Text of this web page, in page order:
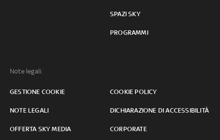
SPAZI SKY
PROGRAMMI
Note legali:
GESTIONE COOKIE COOKIE POLICY
NOTE LEGALI DICHIARAZIONE DI ACCESSIBILITÀ
OFFERTA SKY MEDIA CORPORATE